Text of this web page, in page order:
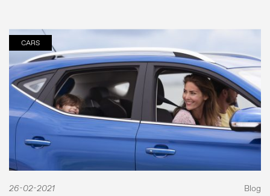
CARS
26-02-2021 Blog